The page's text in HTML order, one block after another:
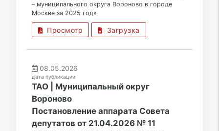
– муниципального округа Вороново в городе
Москве за 2025 год»
Просмотр Загрузка
08.05.2026
дата публикации
ТАО | Муниципальный округ
Вороново
Постановление аппарата Совета
депутатов от 21.04.2026 № 11